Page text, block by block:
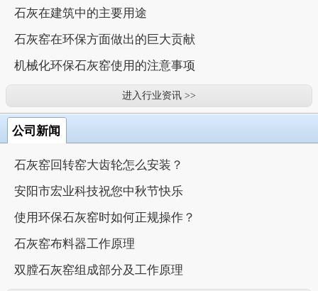
石灰在建筑中的主要用途
石灰窑在环保方面做出的巨大贡献
机械化环保石灰窑使用的注意事项
进入行业资讯 >>
公司新闻
石灰窑回转窑大齿轮怎么安装？
安阳市宏业科技祝您中秋节快乐
使用环保石灰窑时如何正规操作？
石灰窑布料器工作原理
双膛石灰窑组成部分及工作原理